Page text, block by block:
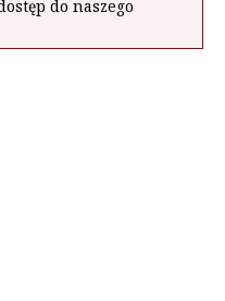
do naszego